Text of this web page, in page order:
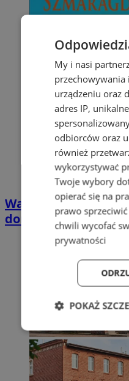
Wakacyjny
domkach
My i nasi
urządzeniu oraz
adres IP,
odbiorców oraz
również
wykorzystywać
Twoje wybory
opierać się na
prawo
chwili wycofać
prywatności
POKAŻ
Niezbędne